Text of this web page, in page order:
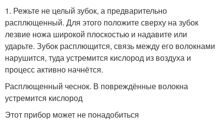
1. Режьте не целый зубок, а предварительно
расплющенный. Для этого положите сверху на зубок
лезвие ножа широкой плоскостью и надавите или
ударьте. Зубок расплющится, связь между его волокнами
нарушится, туда устремится кислород из воздуха и
процесс активно начнётся.
Расплющенный чеснок. В повреждённые волокна
устремится кислород
Этот прибор может не понадобиться